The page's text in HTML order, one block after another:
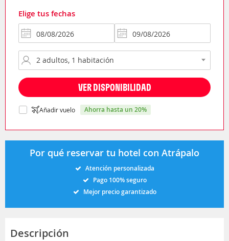
Elige tus fechas
VER DISPONIBILIDAD
Añadir vuelo ahorra hasta un 20%
Por qué reservar tu hotel con Atrápalo
Atención personalizada
Pago 100% seguro
Mejor precio garantizado
Descripción